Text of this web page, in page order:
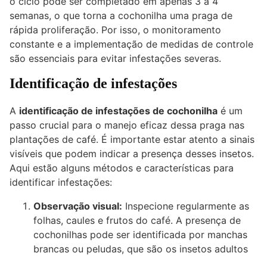
semanas, o que torna a cochonilha uma praga de
rápida proliferação. Por isso, o monitoramento
constante e a implementação de medidas de controle
são essenciais para evitar infestações severas.
Identificação de infestações
A identificação de infestações de cochonilha é um
passo crucial para o manejo eficaz dessa praga nas
plantações de café. É importante estar atento a sinais
visíveis que podem indicar a presença desses insetos.
Aqui estão alguns métodos e características para
identificar infestações:
Observação visual: Inspecione regularmente as
folhas, caules e frutos do café. A presença de
cochonilhas pode ser identificada por manchas
brancas ou peludas, que são os insetos adultos